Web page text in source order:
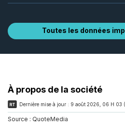
Toutes les données
À propos de la société
Dernière mise à jour : 9 août 2026, 06 H 03
Source : QuoteMedia